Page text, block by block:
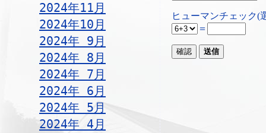
2024年11月
2024年10月
2024年 9月
2024年 8月
2024年 7月
2024年 6月
2024年 5月
2024年 4月
ヒューマンチェック(
＝